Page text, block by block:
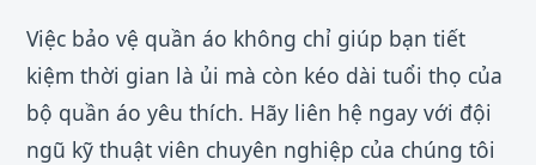
Việc bảo vệ quần áo không chỉ giúp bạn tiết
kiệm thời gian là ủi mà còn kéo dài tuổi thọ của
bộ quần áo yêu thích. Hãy liên hệ ngay với đội
ngũ kỹ thuật viên chuyên nghiệp của chúng tôi